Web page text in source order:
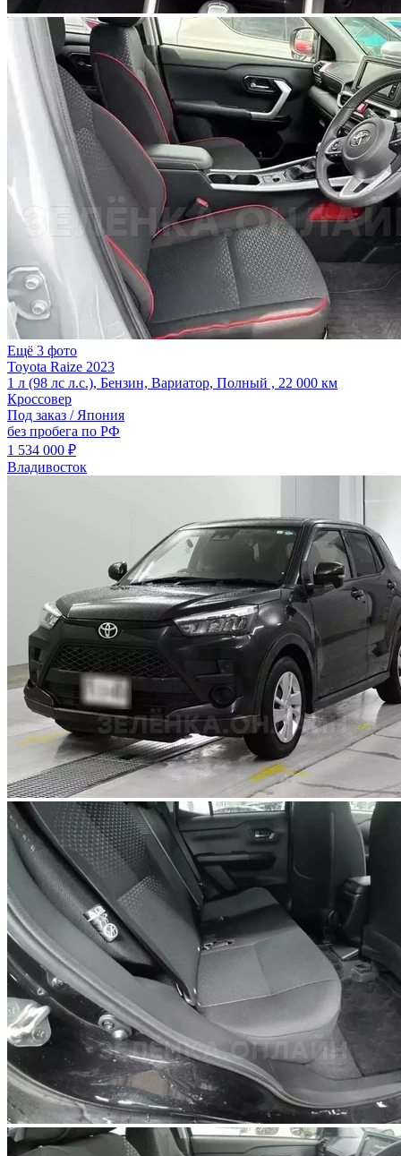
Ещё 3 фото
Toyota Raize 2023
1 л (98 лс л.с.), Бензин, Вариатор, Полный , 22 000 км
Кроссовер
Под заказ / Япония
без пробега по РФ
1 534 000 ₽
Владивосток